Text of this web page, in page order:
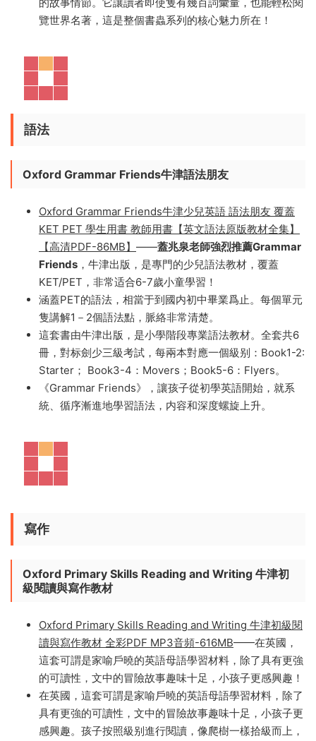
照，配有大量精美的插圖。它給閱讀者足夠的自信，即使
你隻有幾百的詞彙量，也可以不太費勁地閱覽世界名作
這套以“世界名著”+“英語學習”見長的王牌讀物，即使在入
門級，也是用樸實的英語單詞和精煉的語法，表達出豐富
語法
Oxford Grammar Friends牛津語法朋友
Oxford Grammar Friends牛津少兒英語 語法朋友 覆蓋
KET PET 學生用書 教師用書【英文語法原版教材全集】
【高清PDF-86MB】——蓋兆泉老師強烈推薦Grammar
Friends，牛津出版，是專門的少兒語法教材，覆蓋
KET/PET，非常适合6-7歲小童學習！
涵蓋PET的語法，相當于到國内初中畢業爲止。每個單元
隻講解1－2個語法點，脈絡非常清楚。
冊，對标劍少三級考試，每兩本對應一個級别：Book1-2:
Starter； Book3-4：Movers；Book5-6：Flyers。
寫作
Oxford Primary Skills Reading and Writing 牛津初
級閱讀與寫作教材
Oxford Primary Skills Reading and Writing 牛津初級閱
讀與寫作教材 全彩PDF MP3音頻-616MB——在英國，